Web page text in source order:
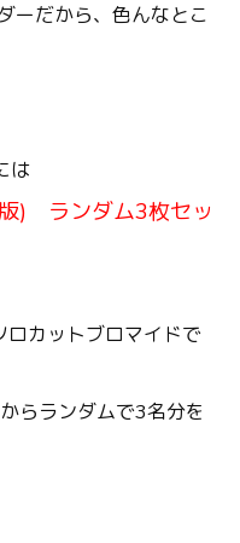
ーだから、色んなとこ
は
) ランダム3枚セッ
カットブロマイドで
らランダムで3名分を